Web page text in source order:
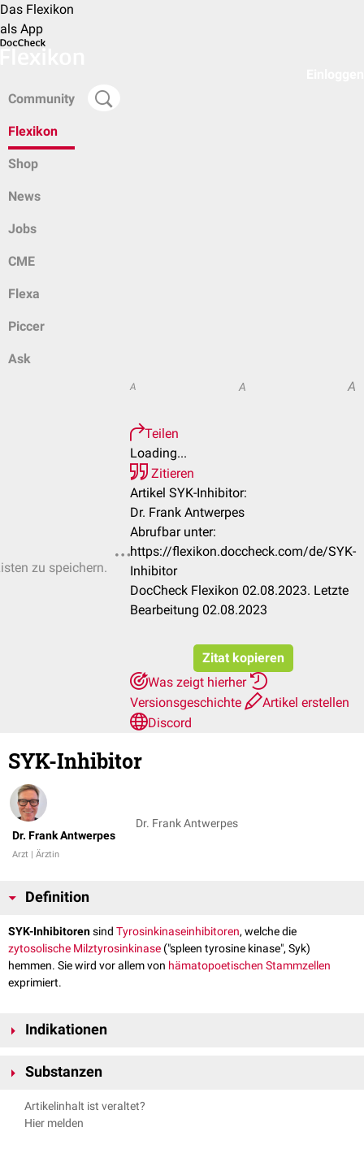
Das Flexikon
als App
Community
Flexikon
Shop
News
Jobs
CME
Flexa
Piccer
Ask
zu speichern.
A A A
Teilen
Loading...
Zitieren
Artikel SYK-Inhibitor:
Dr. Frank Antwerpes
Abrufbar unter:
https://flexikon.doccheck.com/de/SYK-
Inhibitor
DocCheck Flexikon 02.08.2023. Letzte
Bearbeitung 02.08.2023
Zitat kopieren
Was zeigt hierher
Versionsgeschichte
Artikel erstellen
Discord
SYK-Inhibitor
Dr. Frank Antwerpes
Arzt | Ärztin
Dr. Frank Antwerpes
Definition
SYK-Inhibitorensind Tyrosinkinaseinhibitoren, welche die
zytosolische Milztyrosinkinase ("spleen tyrosine kinase", Syk)
hemmen. Sie wird vor allem von hämatopoetischen Stammzellen
exprimiert.
Indikationen
geprüft:
akute myeloische Leukämie
chronische lymphatische Leukämie
Substanzen
Vertreter dieser Gruppe sind:
Fostamatinib
Artikelinhalt ist veraltet?
Hier melden